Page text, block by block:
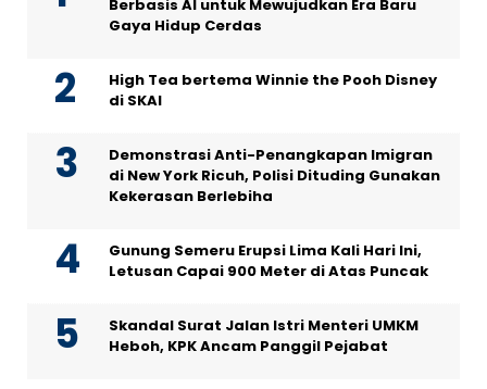
Berbasis AI untuk Mewujudkan Era Baru
Gaya Hidup Cerdas
High Tea bertema Winnie the Pooh Disney
di SKAI
Demonstrasi Anti-Penangkapan Imigran
di New York Ricuh, Polisi Dituding Gunakan
Kekerasan Berlebiha
Gunung Semeru Erupsi Lima Kali Hari Ini,
Letusan Capai 900 Meter di Atas Puncak
Skandal Surat Jalan Istri Menteri UMKM
Heboh, KPK Ancam Panggil Pejabat